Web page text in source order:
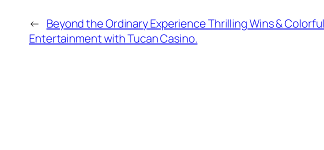
← Beyond the Ordinary Experience Thrilling Wins & Colorful
Entertainment with Tucan Casino.